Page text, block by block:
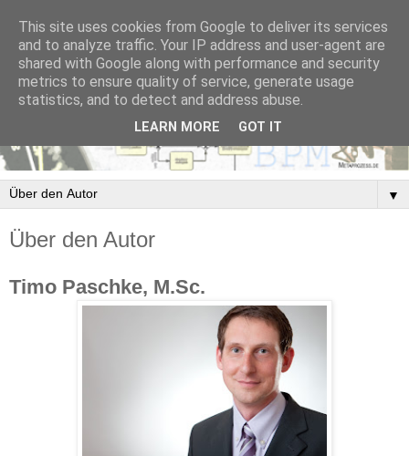
▼
Über den Autor
Timo Paschke, M.Sc.
This site uses cookies from Google to deliver its services
and to analyze traffic. Your IP address and user-agent are
shared with Google along with performance and security
metrics to ensure quality of service, generate usage
statistics, and to detect and address abuse.
LEARN MORE GOT IT